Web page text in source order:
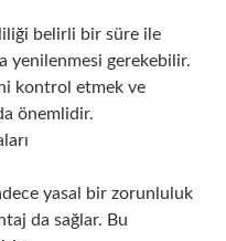
belirli bir süre ile
yenilenmesi gerekebilir.
kontrol etmek ve
önemlidir.
yasal bir zorunluluk
da sağlar. Bu